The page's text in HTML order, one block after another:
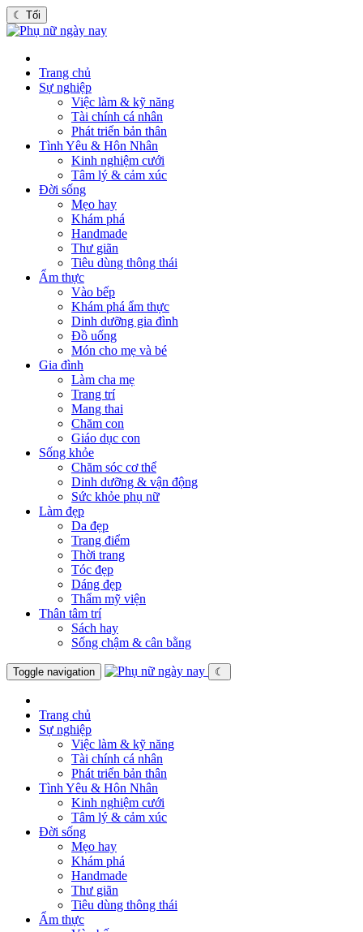
☾ Tối
Trang chủ
Sự nghiệp
Việc làm & kỹ năng
Tài chính cá nhân
Phát triển bản thân
Tình Yêu & Hôn Nhân
Kinh nghiệm cưới
Tâm lý & cảm xúc
Đời sống
Mẹo hay
Khám phá
Handmade
Thư giãn
Tiêu dùng thông thái
Ẩm thực
Vào bếp
Khám phá ẩm thực
Dinh dưỡng gia đình
Đồ uống
Món cho mẹ và bé
Gia đình
Làm cha mẹ
Trang trí
Mang thai
Chăm con
Giáo dục con
Sống khỏe
Chăm sóc cơ thể
Dinh dưỡng & vận động
Sức khỏe phụ nữ
Làm đẹp
Da đẹp
Trang điểm
Thời trang
Tóc đẹp
Dáng đẹp
Thẩm mỹ viện
Thân tâm trí
Sách hay
Sống chậm & cân bằng
Toggle navigation ☾
Trang chủ
Sự nghiệp
Việc làm & kỹ năng
Tài chính cá nhân
Phát triển bản thân
Tình Yêu & Hôn Nhân
Kinh nghiệm cưới
Tâm lý & cảm xúc
Đời sống
Mẹo hay
Khám phá
Handmade
Thư giãn
Tiêu dùng thông thái
Ẩm thực